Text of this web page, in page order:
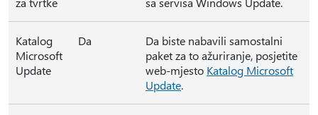
Katalog
Microsoft
Update
Da
Da biste nabavili samostalni
paket za to ažuriranje, posjetite
web-mjesto Katalog Microsoft
Update.